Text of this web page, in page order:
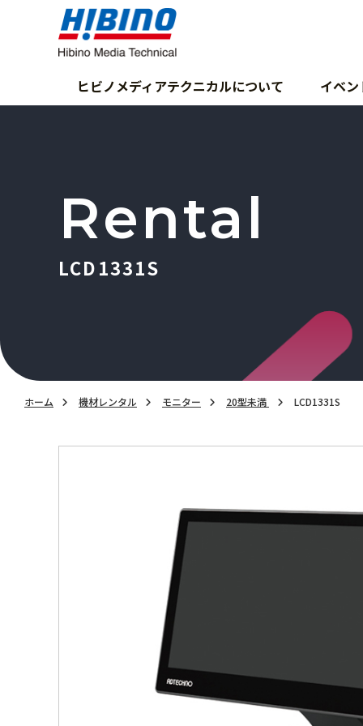
ヒビノメディアテクニカルについて イベ
ホーム 機材レンタル モニター 20型未満 LCD1331S
Rental
LCD1331S